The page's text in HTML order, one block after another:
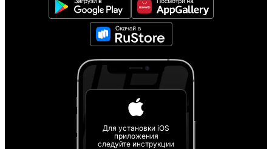
Для установки iOS
приложения
следуйте инструкции